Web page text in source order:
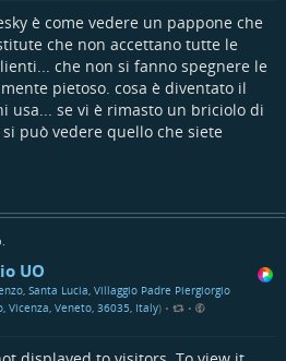
0.177 Wh
è come vedere un pappone che
che non accettano tutte le
che non si fanno spegnere le
pietoso. cosa è diventato il
usa... se vi è rimasto un briciolo di
può vedere quello che siete
UO
Santa Lucia, Villaggio Padre Piergiorgio
Vicenza, Veneto, 36035, Italy) • •